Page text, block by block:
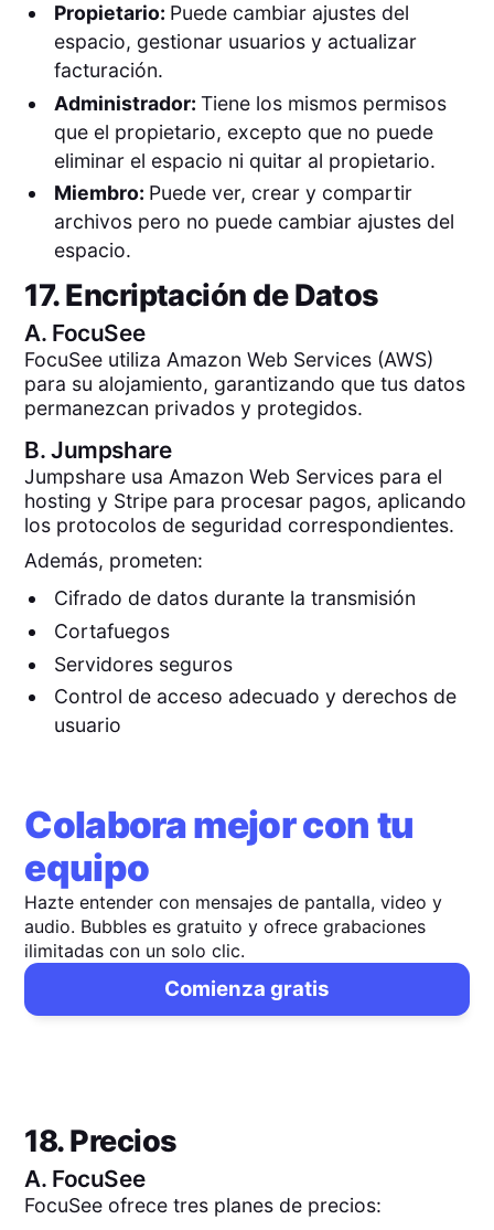
Propietario: Puede cambiar ajustes del
espacio, gestionar usuarios y actualizar
facturación.
Administrador: Tiene los mismos permisos
que el propietario, excepto que no puede
eliminar el espacio ni quitar al propietario.
Miembro: Puede ver, crear y compartir
archivos pero no puede cambiar ajustes del
espacio.
17. Encriptación de Datos
A. FocuSee
FocuSee utiliza Amazon Web Services (AWS)
para su alojamiento, garantizando que tus datos
permanezcan privados y protegidos.
B.Jumpshare
Jumpshare usa Amazon Web Services para el
hosting y Stripe para procesar pagos, aplicando
los protocolos de seguridad correspondientes.
Además, prometen:
Cifrado de datos durante la transmisión
Cortafuegos
Servidores seguros
Control de acceso adecuado y derechos de
usuario
Colabora mejor con tu
equipo
Hazte entender con mensajes de pantalla, video y
audio. Bubbles es gratuito y ofrece grabaciones
ilimitadas con un solo clic.
Comienza gratis
18. Precios
A. FocuSee
FocuSee ofrece tres planes de precios: